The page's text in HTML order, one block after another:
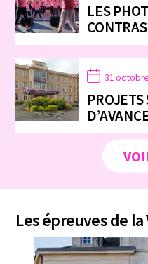
LES
31
Les épreuves de la